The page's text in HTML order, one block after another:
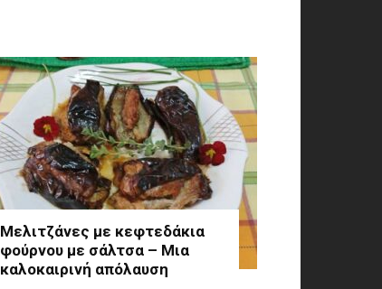
Μελιτζάνες με κεφτεδάκια
φούρνου με σάλτσα – Μια
καλοκαιρινή απόλαυση